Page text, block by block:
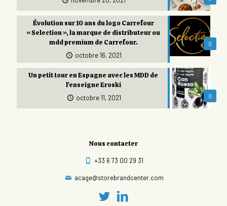
0
Évolution sur 10 ans du logo Carrefour
« Selection », la marque de distributeur ou
mdd premium de Carrefour.
octobre 16, 2021
0
Un petit tour en Espagne avec les MDD de
l’enseigne Eroski
octobre 11, 2021
Nous contacter
+33 6 73 00 29 31
acage@storebrandcenter.com